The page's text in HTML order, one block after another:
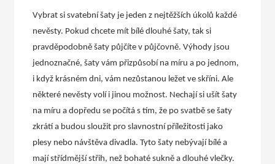
Vybrat si svatební šaty je jeden z nejtěžších úkolů každé
nevěsty. Pokud chcete mít bílé dlouhé šaty, tak si
pravděpodobně šaty půjčíte v půjčovně. Výhody jsou
jednoznačné, šaty vám přizpůsobí na míru a po jednom,
i když krásném dni, vám nezůstanou ležet ve skříni. Ale
některé nevěsty volí i jinou možnost. Nechají si ušít šaty
na míru a dopředu se počítá s tím, že po svatbě se šaty
zkrátí a budou sloužit pro slavnostní příležitosti jako
plesy nebo návštěva divadla. Tyto šaty nebývají bílé a
mají střídmější střih, než bohaté sukně a dlouhé vlečky.